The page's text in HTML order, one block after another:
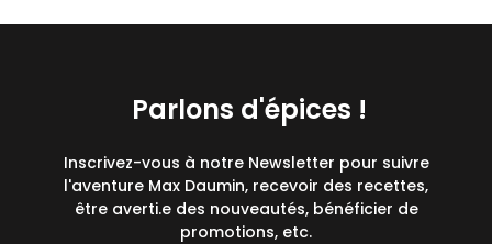
Parlons d'épices !
Inscrivez-vous à notre Newsletter pour suivre
l'aventure Max Daumin, recevoir des recettes,
être averti.e des nouveautés, bénéficier de
promotions, etc.